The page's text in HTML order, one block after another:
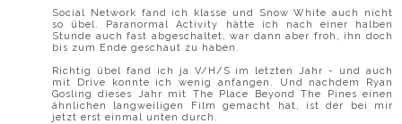
Social Network fand ich klasse und Snow White auch nicht
so übel. Paranormal Activity hätte ich nach einer halben
Stunde auch fast abgeschaltet, war dann aber froh, ihn doch
bis zum Ende geschaut zu haben.
Richtig übel fand ich ja V/H/S im letzten Jahr - und auch
mit Drive konnte ich wenig anfangen. Und nachdem Ryan
Gosling dieses Jahr mit The Place Beyond The Pines einen
ähnlichen langweiligen Film gemacht hat, ist der bei mir
jetzt erst einmal unten durch.